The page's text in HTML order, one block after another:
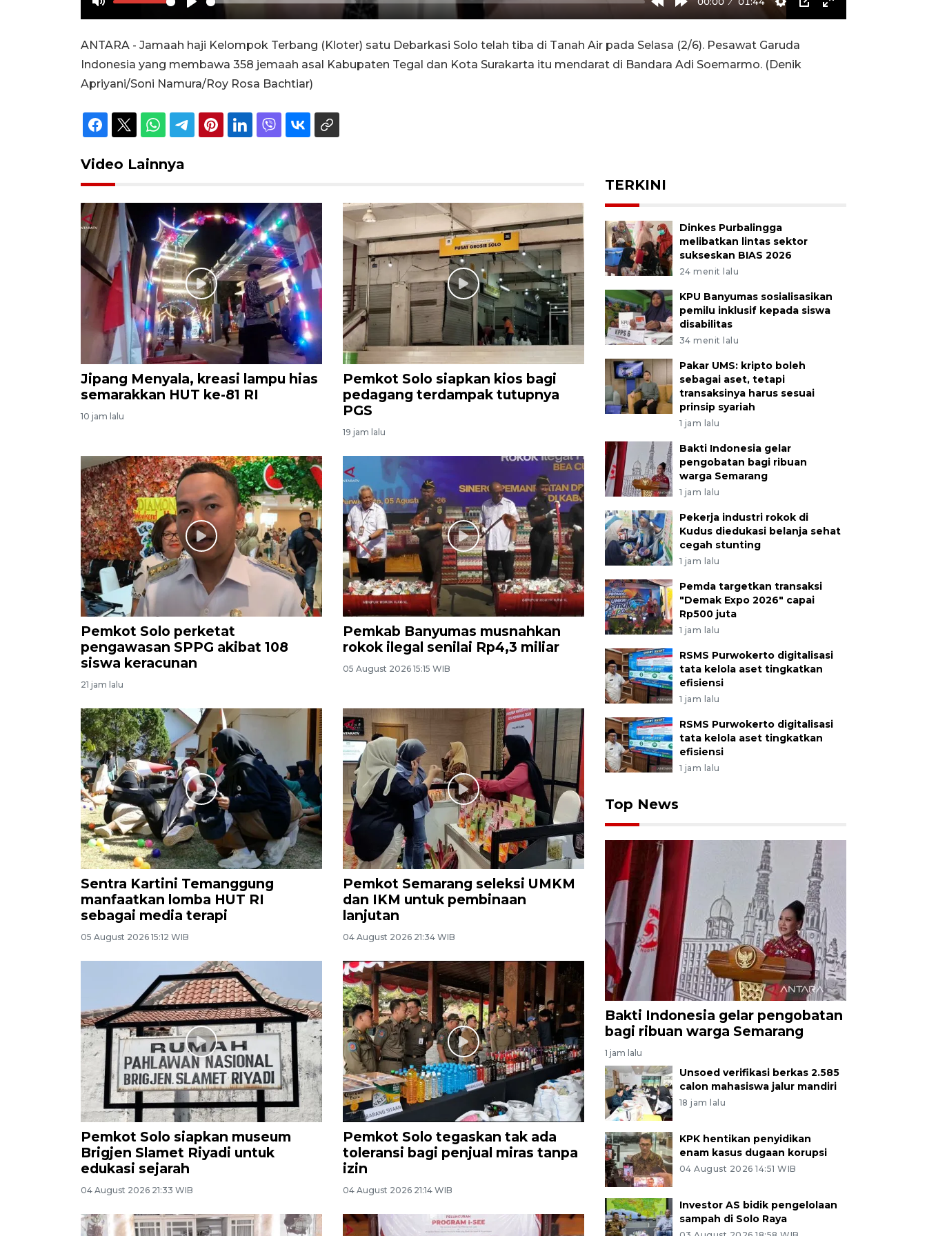
Mute Play
RewindForward
Settings
PIP Enter
ANTARA - Jamaah haji Kelompok Terbang (Kloter) satu Debarkasi Solo telah tiba di Tanah Air pada Selasa (2/6). Pesawat Garuda
Indonesia yang membawa 358 jemaah asal Kabupaten Tegal dan Kota Surakarta itu mendarat di Bandara Adi Soemarmo. (Denik
Apriyani/Soni Namura/Roy Rosa Bachtiar)
Video Lainnya
Jipang Menyala, kreasi lampu hias
semarakkan HUT ke-81 RI
10 jam lalu
Pemkot Solo siapkan kios bagi
pedagang terdampak tutupnya
PGS
19 jam lalu
Pemkot Solo perketat
pengawasan SPPG akibat 108
siswa keracunan
21 jam lalu
Pemkab Banyumas musnahkan
rokok ilegal senilai Rp4,3 miliar
05 August 2026 15:15 WIB
Sentra Kartini Temanggung
manfaatkan lomba HUT RI
sebagai media terapi
05 August 2026 15:12 WIB
Pemkot Semarang seleksi UMKM
dan IKM untuk pembinaan
lanjutan
04 August 2026 21:34 WIB
Pemkot Solo siapkan museum
Brigjen Slamet Riyadi untuk
edukasi sejarah
04 August 2026 21:33 WIB
Pemkot Solo tegaskan tak ada
toleransi bagi penjual miras tanpa
izin
04 August 2026 21:14 WIB
TERKINI
Dinkes Purbalingga
melibatkan lintas sektor
sukseskan BIAS 2026
24 menit lalu
KPU Banyumas sosialisasikan
pemilu inklusif kepada siswa
disabilitas
34 menit lalu
Pakar UMS: kripto boleh
sebagai aset, tetapi
transaksinya harus sesuai
prinsip syariah
1 jam lalu
Bakti Indonesia gelar
pengobatan bagi ribuan
warga Semarang
1 jam lalu
Pekerja industri rokok di
Kudus diedukasi belanja sehat
cegah stunting
1 jam lalu
Pemda targetkan transaksi
"Demak Expo 2026" capai
Rp500 juta
1 jam lalu
RSMS Purwokerto digitalisasi
tata kelola aset tingkatkan
efisiensi
1 jam lalu
RSMS Purwokerto digitalisasi
tata kelola aset tingkatkan
efisiensi
1 jam lalu
Top News
Bakti Indonesia gelar pengobatan
bagi ribuan warga Semarang
1 jam lalu
Unsoed verifikasi berkas 2.585
calon mahasiswa jalur mandiri
18 jam lalu
KPK hentikan penyidikan
enam kasus dugaan korupsi
04 August 2026 14:51 WIB
Investor AS bidik pengelolaan
sampah di Solo Raya